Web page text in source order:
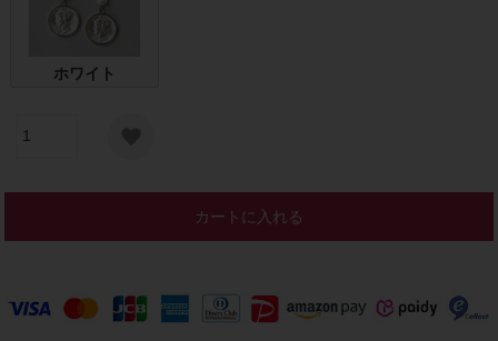
ホワイト
カートに入れる